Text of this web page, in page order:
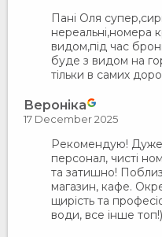
Пані Оля
нереальні,номера
видом,під час
буде з видом на
тільки в самих
Вероніка
17 December 2025
Рекомендую! Дуже
персонал, чисті
та затишно!
магазин, кафе.
щирість та
води, все інше топ!)